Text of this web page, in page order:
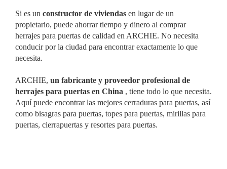
Si es un constructor de viviendas en lugar de un
propietario, puede ahorrar tiempo y dinero al comprar
herrajes para puertas de calidad en ARCHIE. No necesita
conducir por la ciudad para encontrar exactamente lo que
necesita.
ARCHIE, un fabricante y proveedor profesional de
herrajes para puertas en China , tiene todo lo que necesita.
Aquí puede encontrar las mejores cerraduras para puertas, así
como bisagras para puertas, topes para puertas, mirillas para
puertas, cierrapuertas y resortes para puertas.